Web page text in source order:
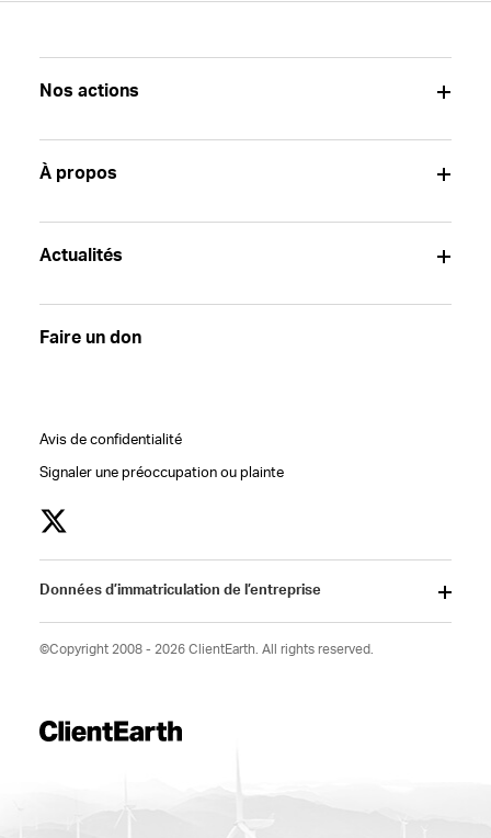
Nos actions
À propos
Actualités
Faire un don
Avis de confidentialité
Signaler une préoccupation ou plainte
Données d’immatriculation de l’entreprise
©Copyright 2008 - 2026 ClientEarth. All rights reserved.